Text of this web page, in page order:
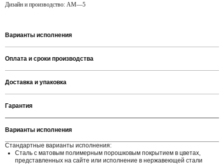
Дизайн и производство: AM—5
Варианты исполнения
Оплата и сроки производства
Доставка и упаковка
Гарантия
Варианты исполнения
Стандартные варианты исполнения:
Сталь с матовым полимерным порошковым покрытием в цветах,
представленных на сайте или исполнение в нержавеющей стали